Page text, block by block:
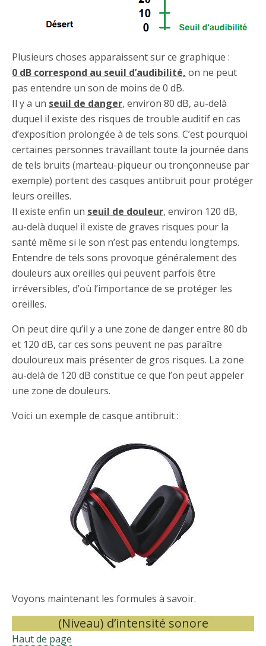
Plusieurs choses apparaissent sur ce graphique :
0 dB correspond au seuil d’audibilité, on ne peut
pas entendre un son de moins de 0 dB.
Il y a un seuil de danger, environ 80 dB, au-delà
duquel il existe des risques de trouble auditif en cas
d’exposition prolongée à de tels sons. C’est pourquoi
certaines personnes travaillant toute la journée dans
de tels bruits (marteau-piqueur ou tronçonneuse par
exemple) portent des casques antibruit pour protéger
leurs oreilles.
Il existe enfin un seuil de douleur, environ 120 dB,
au-delà duquel il existe de graves risques pour la
santé même si le son n’est pas entendu longtemps.
Entendre de tels sons provoque généralement des
douleurs aux oreilles qui peuvent parfois être
irréversibles, d’où l’importance de se protéger les
oreilles.
On peut dire qu’il y a une zone de danger entre 80 db
et 120 dB, car ces sons peuvent ne pas paraître
douloureux mais présenter de gros risques. La zone
au-delà de 120 dB constitue ce que l’on peut appeler
une zone de douleurs.
Voici un exemple de casque antibruit :
Voyons maintenant les formules à savoir.
(Niveau) d’intensité sonore
Haut de page